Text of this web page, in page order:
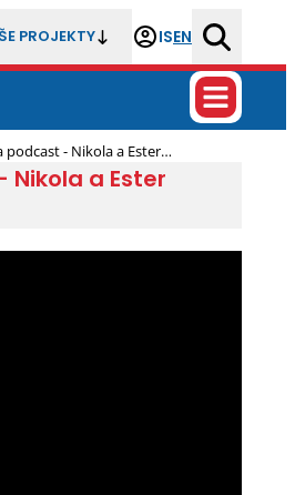
PROJEKTY ISEN
podcast - Nikola a Ester…
Nikola a Ester